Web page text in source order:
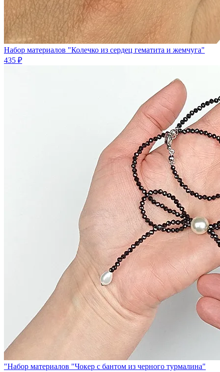
Набор материалов "Колечко из сердец гематита и жемчуга"
435 ₽
"Набор материалов "Чокер с бантом из черного турмалина"